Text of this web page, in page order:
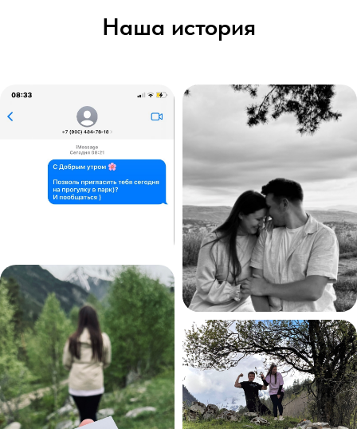
Наша история